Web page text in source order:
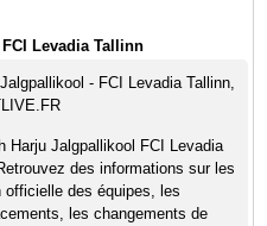
Levadia Tallinn
- FCI Levadia Tallinn,
Harju Jalgpallikool FCI Levadia
des informations sur les
des équipes, les
les changements de